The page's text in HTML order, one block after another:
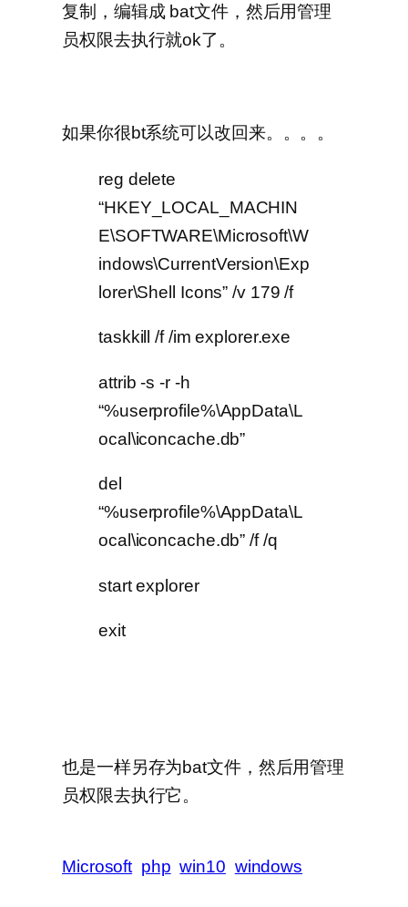
复制，编辑成 bat文件，然后用管理
员权限去执行就ok了。
如果你很bt系统可以改回来。。。。
reg delete
“HKEY_LOCAL_MACHIN
E\SOFTWARE\Microsoft\W
indows\CurrentVersion\Exp
lorer\Shell Icons” /v 179 /f
taskkill /f /im explorer.exe
attrib -s -r -h
“%userprofile%\AppData\L
ocal\iconcache.db”
del
“%userprofile%\AppData\L
ocal\iconcache.db” /f /q
start explorer
exit
也是一样另存为bat文件，然后用管理
员权限去执行它。
Microsoft php win10 windows